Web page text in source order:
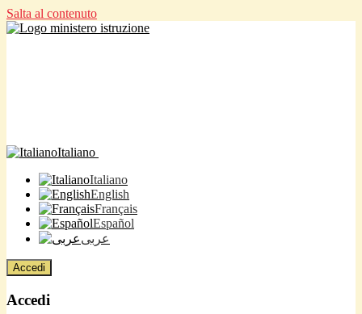
Salta al contenuto
Italiano
Italiano
English
Français
Español
عربى
Accedi
Accedi